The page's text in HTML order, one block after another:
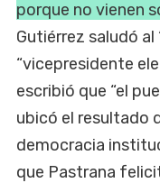
porque no vienen
Gutiérrez saludó
“vicepresidente
escribió que “el
ubicó el resultado
democracia
que Pastrana